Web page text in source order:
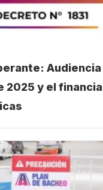
Audiencia
2025 y el